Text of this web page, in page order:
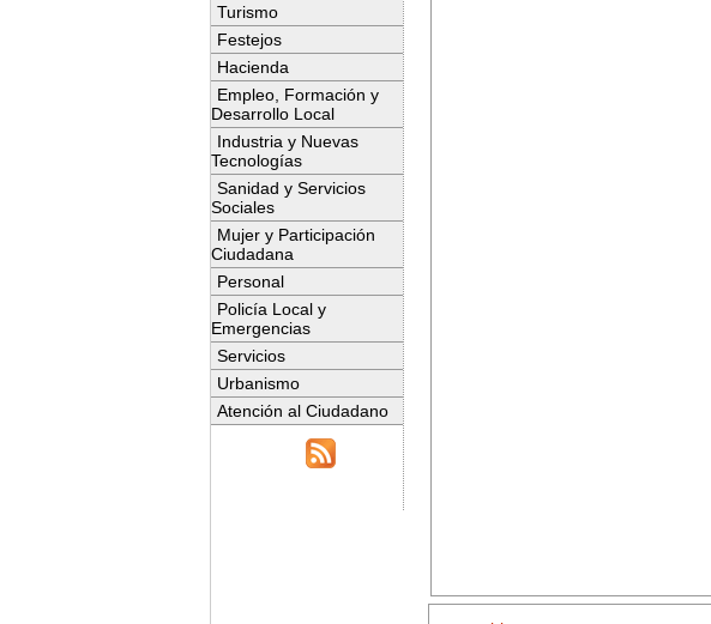
Turismo
Festejos
Hacienda
Empleo, Formación y
Desarrollo Local
Industria y Nuevas
Tecnologías
Sanidad y Servicios
Sociales
Mujer y Participación
Ciudadana
Personal
Policía Local y
Emergencias
Servicios
Urbanismo
Atención al Ciudadano